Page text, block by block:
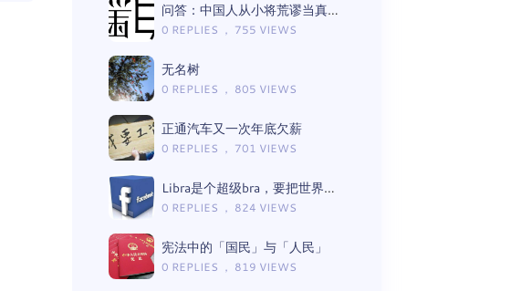
问答：中国人从小将荒谬当真理的言论有哪些（Gemini版）
0 REPLIES ， 755 VIEWS
无名树
0 REPLIES ， 805 VIEWS
正通汽车又一次年底欠薪
0 REPLIES ， 701 VIEWS
Libra是个超级bra，要把世界罩进去
0 REPLIES ， 824 VIEWS
宪法中的「国民」与「人民」
0 REPLIES ， 819 VIEWS